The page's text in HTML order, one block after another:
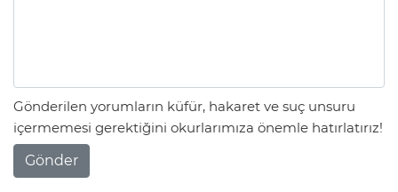
Gönderilen yorumların küfür, hakaret ve suç unsuru
içermemesi gerektiğini okurlarımıza önemle hatırlatırız!
Gönder